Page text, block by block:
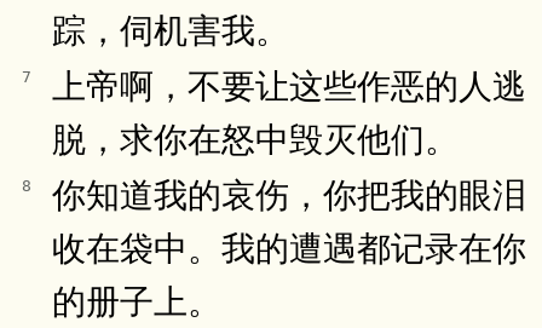
踪，伺机害我。
7
上帝啊，不要让这些作恶的人逃
脱，求你在怒中毁灭他们。
8
你知道我的哀伤，你把我的眼泪
收在袋中。我的遭遇都记录在你
的册子上。